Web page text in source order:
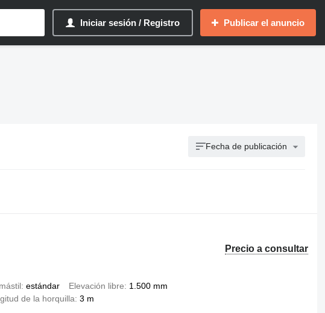
Iniciar sesión / Registro Publicar el anuncio
Fecha de publicación
Precio a consultar
estándar Elevación libre
1.500 mm
de la horquilla 3 m